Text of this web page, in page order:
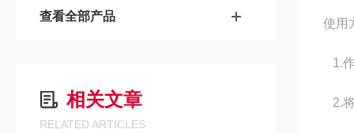
查看全部产品
相关文章
RELATED ARTICLES
使用
1.
2.